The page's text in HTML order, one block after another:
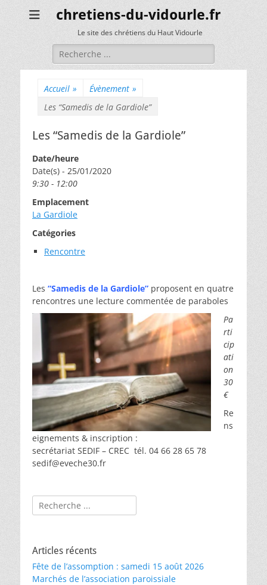
chretiens-du-vidourle.fr
Le site des chrétiens du Haut Vidourle
Rechercher :
Accueil » Évènement »
Les “Samedis de la Gardiole”
Les “Samedis de la Gardiole”
Date/heure
Date(s) - 25/01/2020
9:30 - 12:00
Emplacement
La Gardiole
Catégories
Rencontre
Les “Samedis de la Gardiole” proposent en quatre
rencontres une lecture commentée de paraboles
Pa
rti
cip
ati
on
30
€
Re
ns
eignements & inscription :
secrétariat SEDIF – CREC tél. 04 66 28 65 78
sedif@eveche30.fr
Rechercher :
Articles récents
Fête de l’assomption : samedi 15 août 2026
Marchés de l’association paroissiale